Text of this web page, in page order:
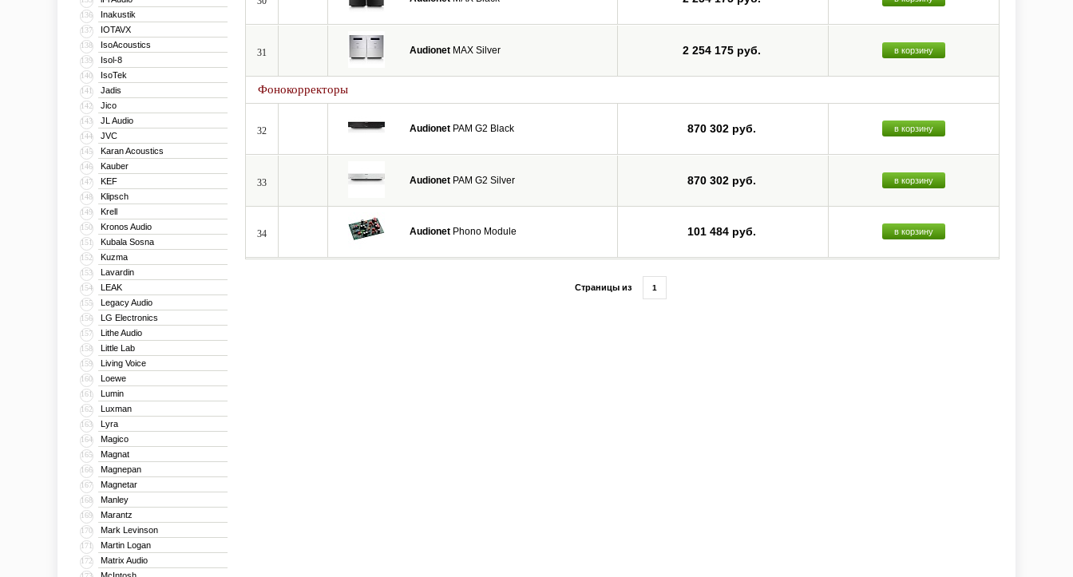
136 Inakustik
137 IOTAVX
138 IsoAcoustics
139 Isol-8
140 IsoTek
141 Jadis
142 Jico
143 JL Audio
144 JVC
145 Karan Acoustics
146 Kauber
147 KEF
148 Klipsch
149 Krell
150 Kronos Audio
151 Kubala Sosna
152 Kuzma
153 Lavardin
154 LEAK
155 Legacy Audio
156 LG Electronics
157 Lithe Audio
158 Little Lab
159 Living Voice
160 Loewe
161 Lumin
162 Luxman
163 Lyra
164 Magico
165 Magnat
166 Magnepan
167 Magnetar
168 Manley
169 Marantz
170 Mark Levinson
171 Martin Logan
172 Matrix Audio
31 Audionet MAX Silver 2 254 175 руб. в корзину
Фонокорректоры
32 Audionet PAM G2 Black 870 302 руб. в корзину
33 Audionet PAM G2 Silver 870 302 руб. в корзину
34 Audionet Phono Module 101 484 руб. в корзину
Страницы из 1